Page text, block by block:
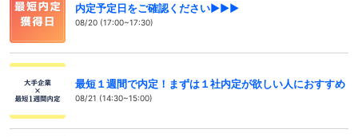
内定予定日をご確認ください▶▶▶
08/20 (17:00~17:30)
最短１週間で内定！まずは１社内定が欲しい人におすすめ
08/21 (14:30~15:00)